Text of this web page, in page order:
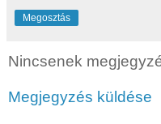
Megosztás
Nincsenek
Megjegyzés küldése